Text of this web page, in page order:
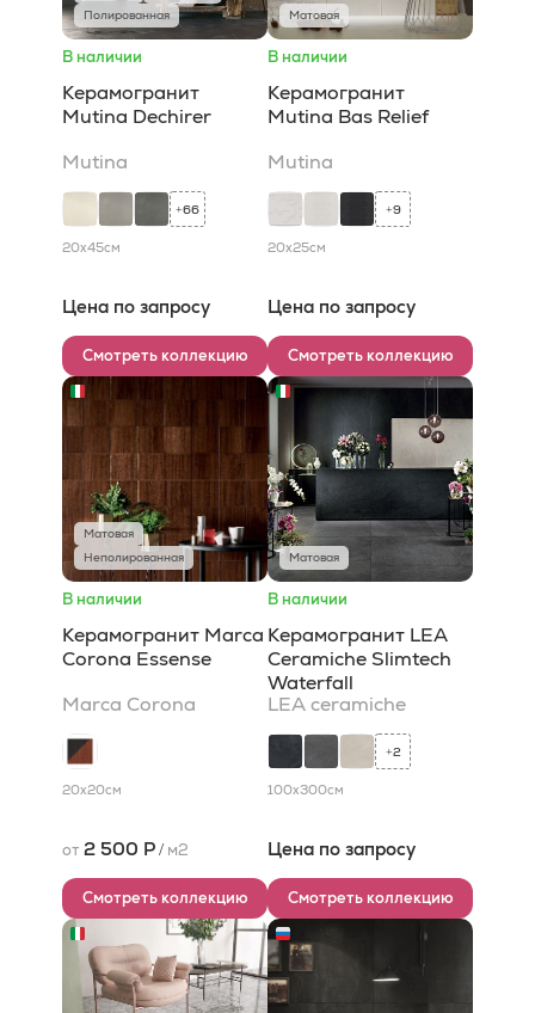
Полированная
В наличии
Керамогранит
Mutina Dechirer
Mutina
+66
20x45см
Цена по запросу
Смотреть коллекцию
Матовая
В наличии
Керамогранит
Mutina Bas Relief
Mutina
+9
20x25см
Цена по запросу
Смотреть коллекцию
Матовая
Неполированная
В наличии
Керамогранит Marca
Corona Essense
Marca Corona
20x20см
от 2 500 Р/ м2
Смотреть коллекцию
Матовая
В наличии
Керамогранит LEA
Ceramiche Slimtech
Waterfall
LEA ceramiche
+2
100x300см
Цена по запросу
Смотреть коллекцию